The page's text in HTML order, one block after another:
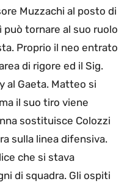
Muzzachi al posto di
può tornare al suo ruolo
Proprio il neo entrato
di rigore ed il Sig.
al Gaeta. Matteo si
il suo tiro viene
sostituisce Colozzi
sulla linea difensiva.
che si stava
di squadra. Gli ospiti